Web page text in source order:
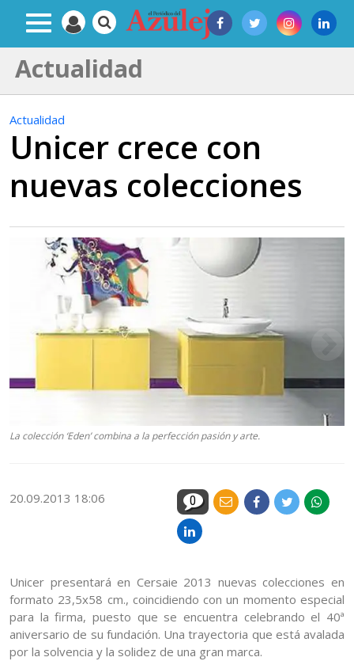
Actualidad
Actualidad
Unicer crece con
nuevas colecciones
La colección ‘Eden’ combina a la perfección pasión y arte.
20.09.2013 18:06 0
Unicer presentará en Cersaie 2013 nuevas colecciones en
formato 23,5x58 cm., coincidiendo con un momento especial
para la firma, puesto que se encuentra celebrando el 40ª
aniversario de su fundación. Una trayectoria que está avalada
por la solvencia y la solidez de una gran marca.